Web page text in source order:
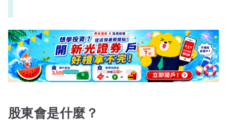
股東會是什麼？